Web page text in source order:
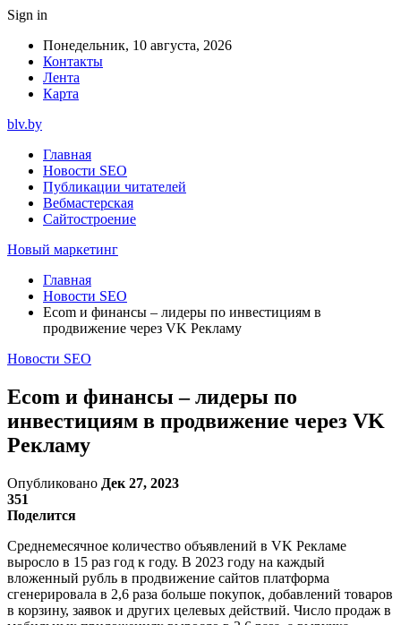
Sign in
Понедельник, 10 августа, 2026
Контакты
Лента
Карта
blv.by
Главная
Новости SEO
Публикации читателей
Вебмастерская
Сайтостроение
Новый маркетинг
Главная
Новости SEO
Ecom и финансы – лидеры по инвестициям в
продвижение через VK Рекламу
Новости SEO
Ecom и финансы – лидеры по
инвестициям в продвижение через VK
Рекламу
Опубликовано Дек 27, 2023
351
Поделится
Среднемесячное количество объявлений в VK Рекламе
выросло в 15 раз год к году. В 2023 году на каждый
вложенный рубль в продвижение сайтов платформа
сгенерировала в 2,6 раза больше покупок, добавлений товаров
в корзину, заявок и других целевых действий. Число продаж в